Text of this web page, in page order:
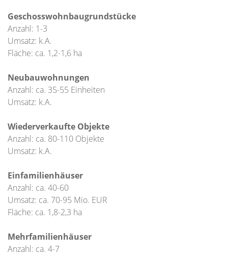
Geschosswohnbaugrundstücke
Anzahl: 1-3
Umsatz: k.A.
Fläche: ca. 1,2-1,6 ha
Neubauwohnungen
Anzahl: ca. 35-55 Einheiten
Umsatz: k.A.
Wiederverkaufte Objekte
Anzahl: ca. 80-110 Objekte
Umsatz: k.A.
Einfamilienhäuser
Anzahl: ca. 40-60
Umsatz: ca. 70-95 Mio. EUR
Fläche: ca. 1,8-2,3 ha
Mehrfamilienhäuser
Anzahl: ca. 4-7